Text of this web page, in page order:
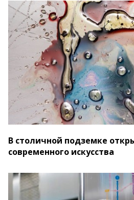
В столичной подземке
современного искусства